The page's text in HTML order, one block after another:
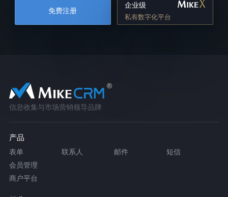
免费注册
企业级
私有数字化平台
信息收集与市场营销领导品牌
产品
表单 联系人 邮件
短信
会员管理
商户平台